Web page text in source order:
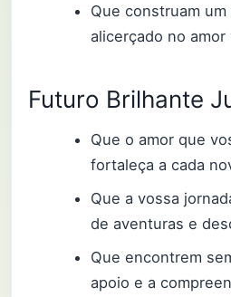
Que construam
alicerçado no
Futuro Brilhante
Que o amor que
fortaleça a cada
Que a vossa
de aventuras e
Que encontrem
apoio e a